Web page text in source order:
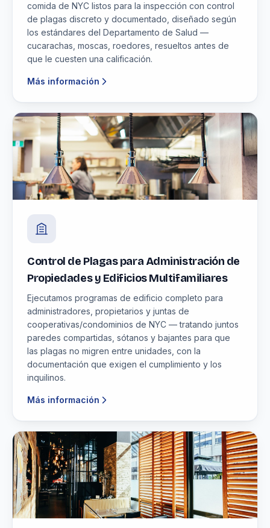
comida de NYC listos para la inspección con control
de plagas discreto y documentado, diseñado según
los estándares del Departamento de Salud —
cucarachas, moscas, roedores, resueltos antes de
que le cuesten una calificación.
Más información
Control de Plagas para Administración de
Propiedades y Edificios Multifamiliares
Ejecutamos programas de edificio completo para
administradores, propietarios y juntas de
cooperativas/condominios de NYC — tratando juntos
paredes compartidas, sótanos y bajantes para que
las plagas no migren entre unidades, con la
documentación que exigen el cumplimiento y los
inquilinos.
Más información